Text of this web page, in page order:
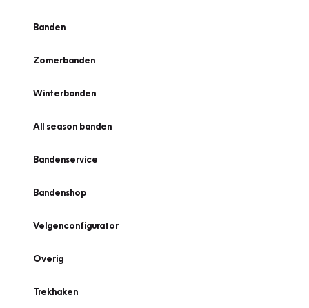
Banden
Zomerbanden
Winterbanden
All season banden
Bandenservice
Bandenshop
Velgenconfigurator
Overig
Trekhaken